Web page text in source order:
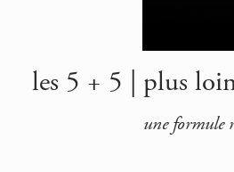
les 5 + 5 | plus
une formule